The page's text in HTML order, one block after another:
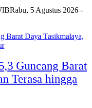
Rabu, 5 Agustus 2026 -
Guncang Barat
Terasa hingga